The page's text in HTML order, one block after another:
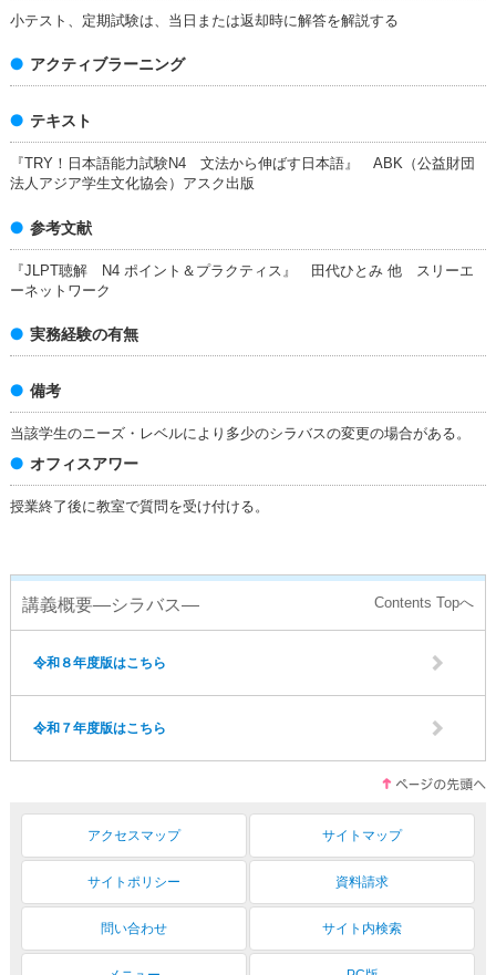
小テスト、定期試験は、当日または返却時に解答を解説する
アクティブラーニング
テキスト
『TRY！日本語能力試験N4 文法から伸ばす日本語』 ABK（公益財団
法人アジア学生文化協会）アスク出版
参考文献
『JLPT聴解 N4 ポイント＆プラクティス』 田代ひとみ 他 スリーエ
ーネットワーク
実務経験の有無
備考
当該学生のニーズ・レベルにより多少のシラバスの変更の場合がある。
オフィスアワー
授業終了後に教室で質問を受け付ける。
講義概要―シラバス―
令和８年度版はこちら
令和７年度版はこちら
アクセスマップ サイトマップ
サイトポリシー 資料請求
問い合わせ サイト内検索